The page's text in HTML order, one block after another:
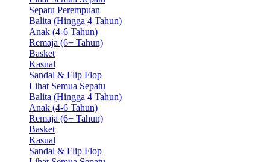
Sepatu Perempuan
Balita (Hingga 4 Tahun)
Anak (4-6 Tahun)
Remaja (6+ Tahun)
Basket
Kasual
Sandal & Flip Flop
Lihat Semua Sepatu
Balita (Hingga 4 Tahun)
Anak (4-6 Tahun)
Remaja (6+ Tahun)
Basket
Kasual
Sandal & Flip Flop